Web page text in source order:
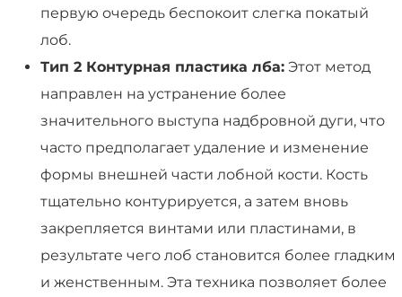
первую очередь беспокоит слегка покатый
лоб.
Тип 2 Контурная пластика лба: Этот метод
направлен на устранение более
значительного выступа надбровной дуги, что
часто предполагает удаление и изменение
формы внешней части лобной кости. Кость
тщательно контурируется, а затем вновь
закрепляется винтами или пластинами, в
результате чего лоб становится более гладким
и женственным. Эта техника позволяет более